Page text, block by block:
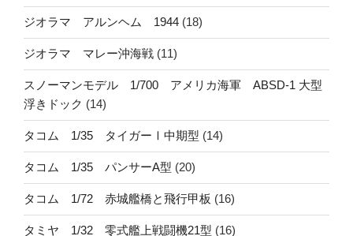
ジオラマ アルンヘム 1944 (18)
ジオラマ マレー沖海戦 (11)
スノーマンモデル 1/700 アメリカ海軍 ABSD-1 大型
浮きドック (14)
タコム 1/35 タイガーⅠ中期型 (14)
タコム 1/35 パンサーA型 (20)
タコム 1/72 赤城艦橋と飛行甲板 (16)
タミヤ 1/32 零式艦上戦闘機21型 (16)